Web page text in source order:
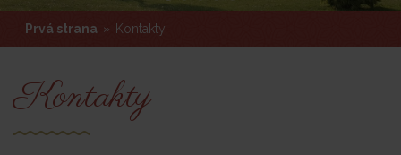
Prvá strana » Kontakty
Kontakty